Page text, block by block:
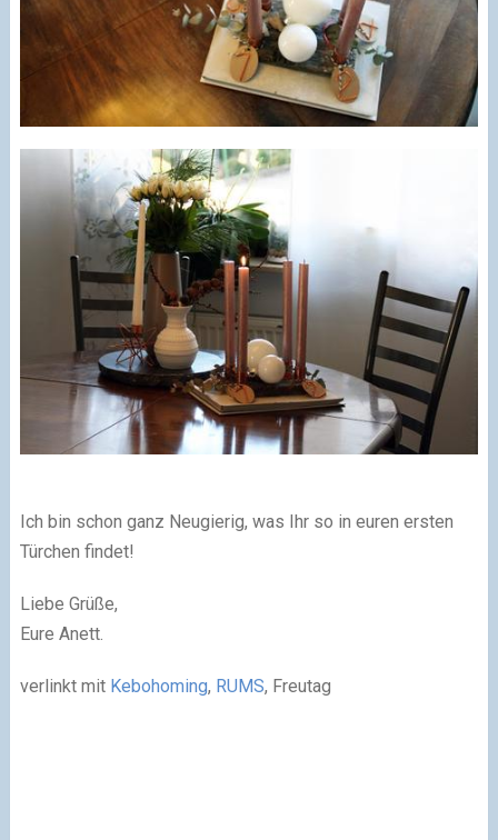
Ich bin schon ganz Neugierig, was Ihr so in euren ersten
Türchen findet!
Liebe Grüße,
Eure Anett.
verlinkt mit Kebohoming, RUMS, Freutag